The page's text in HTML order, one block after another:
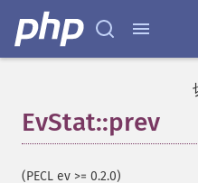
EvStat::prev
(PECL ev >= 0.2.0)